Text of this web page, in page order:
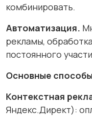
комбинировать.
Автоматизация.
рекламы,
постоянного
Основные
Контекстная
Яндекс.Директ):